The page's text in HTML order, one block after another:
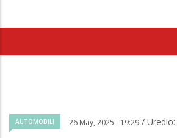
AUTOMOBILI 26 May, 2025 - 19:29 / Uredio: